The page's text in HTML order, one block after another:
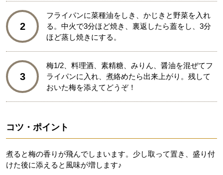
2
フライパンに菜種油をしき、かじきと野菜を入れ
る。中火で3分ほど焼き、裏返したら蓋をし、3分
ほど蒸し焼きにする。
3
梅1/2、料理酒、素精糖、みりん、醤油を混ぜてフ
ライパンに入れ、煮絡めたら出来上がり。残して
おいた梅を添えてどうぞ！
コツ・ポイント
煮ると梅の香りが飛んでしまいます。少し取って置き、盛り付
けた後に添えると風味が増します♪